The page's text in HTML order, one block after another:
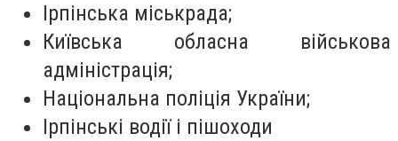
Ірпінська міськрада;
Київська обласна військова
адміністрація;
Національна поліція України;
Ірпінські водії і пішоходи